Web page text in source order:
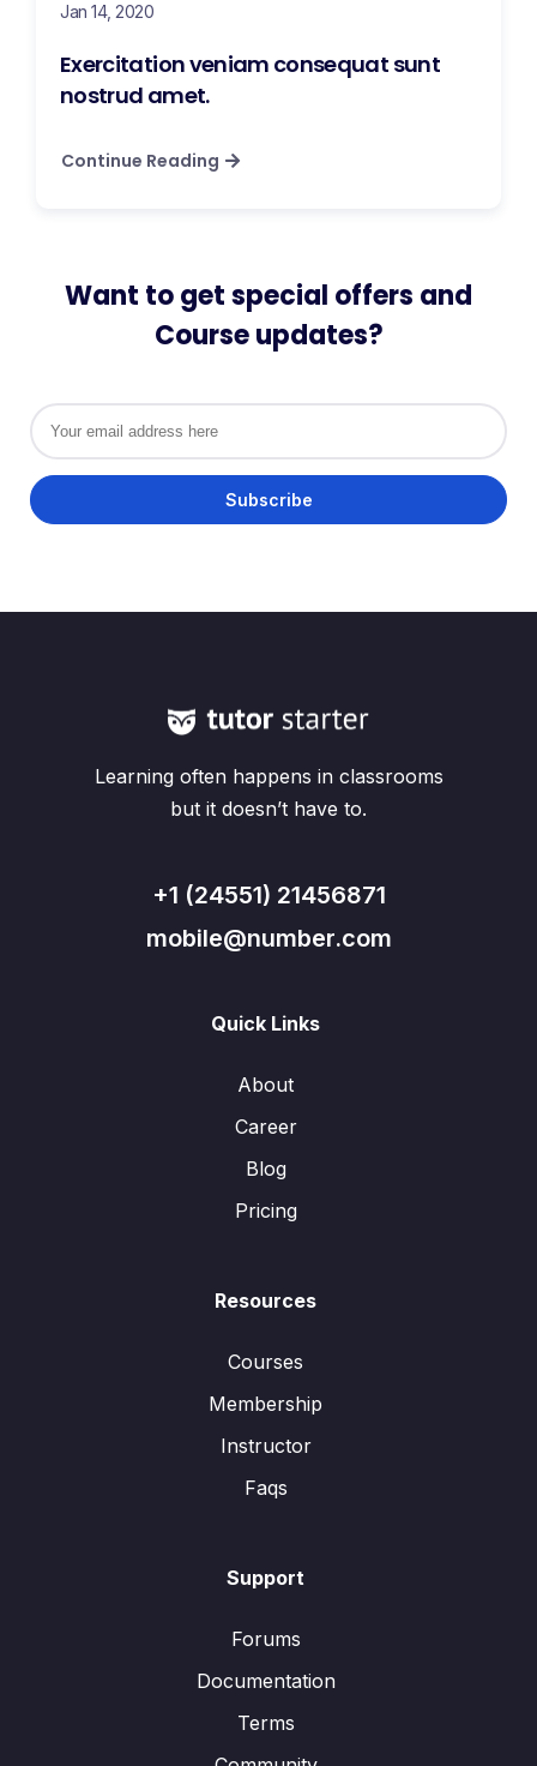
Jan 14, 2020
Exercitation veniam consequat sunt
nostrud amet.
Continue Reading
Want to get special offers and
Course updates?
Learning often happens in classrooms
but it doesn’t have to.
+1 (24551) 21456871
mobile@number.com
Quick Links
About
Career
Blog
Pricing
Resources
Courses
Membership
Instructor
Faqs
Support
Forums
Documentation
Terms